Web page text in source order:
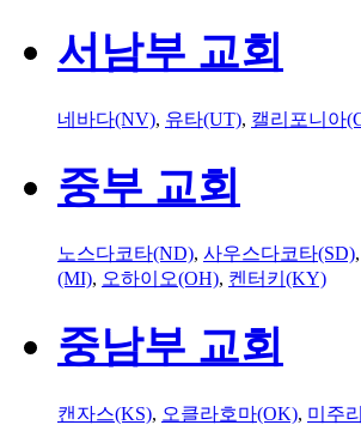
서남부 교회
네바다(NV), 유타(UT), 캘리포니아
중부 교회
노스다코타(ND), 사우스다코타(SD),
(MI), 오하이오(OH), 켄터키(KY)
중남부 교회
캔자스(KS), 오클라호마(OK), 미주